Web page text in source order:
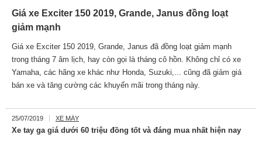
Giá xe Exciter 150 2019, Grande, Janus đồng loạt
giảm mạnh
Giá xe Exciter 150 2019, Grande, Janus đã đồng loạt giảm mạnh
trong tháng 7 âm lịch, hay còn gọi là tháng cô hồn. Không chỉ có xe
Yamaha, các hãng xe khác như Honda, Suzuki,... cũng đã giảm giá
bán xe và tăng cường các khuyến mãi trong tháng này.
25/07/2019 XE MÁY
Xe tay ga giá dưới 60 triệu đồng tốt và đáng mua nhất hiện nay